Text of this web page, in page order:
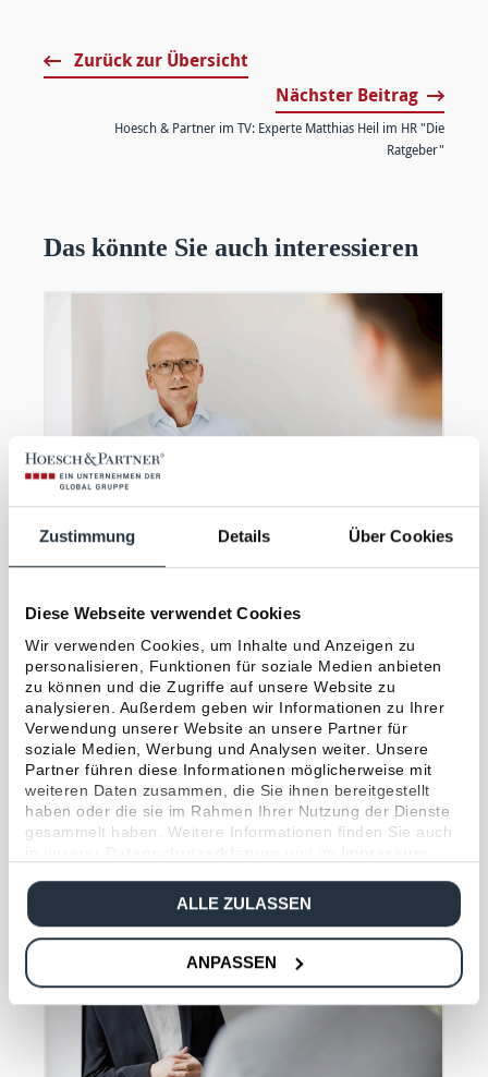
Zustimmung Details Über Cookies
Diese Webseite verwendet Cookies
Wir verwenden Cookies, um Inhalte und Anzeigen zu
personalisieren, Funktionen für soziale Medien anbieten
zu können und die Zugriffe auf unsere Website zu
analysieren. Außerdem geben wir Informationen zu Ihrer
Verwendung unserer Website an unsere Partner für
soziale Medien, Werbung und Analysen weiter. Unsere
Partner führen diese Informationen möglicherweise mit
weiteren Daten zusammen, die Sie ihnen bereitgestellt
haben oder die sie im Rahmen Ihrer Nutzung der Dienste
gesammelt haben. Weitere Informationen finden Sie auch
ALLE ZULASSEN
ANPASSEN
Zurück zur Übersicht
Nächster Beitrag
Hoesch & Partner im TV: Experte Matthias Heil im HR "Die
Ratgeber"
Das könnte Sie auch interessieren
13.05.2026
Hoesch & Partner in AssCompact:
Interview mit Hans-Jörg Niessen zum
Thema Service-Exzellenz und digitale
Transformation im Maklerunternehmen
Beitrag lesen